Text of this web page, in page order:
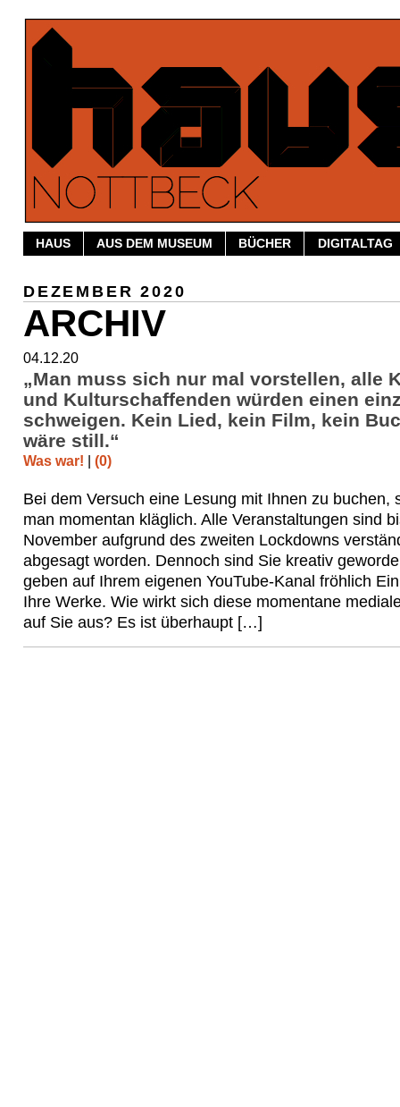
HAUS AUS DEM MUSEUM BÜCHER DIGITALTAG
DEZEMBER 2020
ARCHIV
04.12.20
„Man muss sich nur mal vorstellen, alle
und Kulturschaffenden würden einen
schweigen. Kein Lied, kein Film, kein
wäre still.“
Was war! | (0)
Bei dem Versuch eine Lesung mit Ihnen zu buchen,
man momentan kläglich. Alle Veranstaltungen sind
November aufgrund des zweiten Lockdowns
abgesagt worden. Dennoch sind Sie kreativ
geben auf Ihrem eigenen YouTube-Kanal fröhlich
Ihre Werke. Wie wirkt sich diese momentane
auf Sie aus? Es ist überhaupt […]